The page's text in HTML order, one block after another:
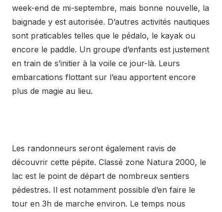
week-end de mi-septembre, mais bonne nouvelle, la
baignade y est autorisée. D’autres activités nautiques
sont praticables telles que le pédalo, le kayak ou
encore le paddle. Un groupe d’enfants est justement
en train de s’initier à la voile ce jour-là. Leurs
embarcations flottant sur l’eau apportent encore
plus de magie au lieu.
Les randonneurs seront également ravis de
découvrir cette pépite. Classé zone Natura 2000, le
lac est le point de départ de nombreux sentiers
pédestres. Il est notamment possible d’en faire le
tour en 3h de marche environ. Le temps nous